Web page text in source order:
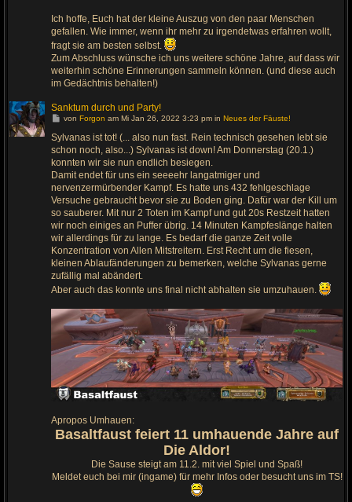
Ich hoffe, Euch hat der kleine Auszug von den paar Menschen
gefallen. Wie immer, wenn ihr mehr zu irgendetwas erfahren wollt,
fragt sie am besten selbst.
Zum Abschluss wünsche ich uns weitere schöne Jahre, auf dass wir
weiterhin schöne Erinnerungen sammeln können. (und diese auch
im Gedächtnis behalten!)
Sanktum durch und Party!
G
h
e
z
u
l
e
z
t
n
B
e
i
t
r
a
g
von Forgon am Mi Jan 26, 2022 3:23 pm in Neues der Fäuste!
Sylvanas ist tot! (... also nun fast. Rein technisch gesehen lebt sie
schon noch, also...) Sylvanas ist down! Am Donnerstag (20.1.)
konnten wir sie nun endlich besiegen.
Damit endet für uns ein seeeehr langatmiger und
nervenzermürbender Kampf. Es hatte uns 432 fehlgeschlage
Versuche gebraucht bevor sie zu Boden ging. Dafür war der Kill um
so sauberer. Mit nur 2 Toten im Kampf und gut 20s Restzeit hatten
wir noch einiges an Puffer übrig. 14 Minuten Kampfeslänge halten
wir allerdings für zu lange. Es bedarf die ganze Zeit volle
Konzentration von Allen Mitstreitern. Erst Recht um die fiesen,
kleinen Ablaufänderungen zu bemerken, welche Sylvanas gerne
zufällig mal abändert.
Aber auch das konnte uns final nicht abhalten sie umzuhauen.
Apropos Umhauen:
Basaltfaust feiert 11 umhauende Jahre auf
Die Aldor!
Die Sause steigt am 11.2. mit viel Spiel und Spaß!
Meldet euch bei mir (ingame) für mehr Infos oder besucht uns im TS!